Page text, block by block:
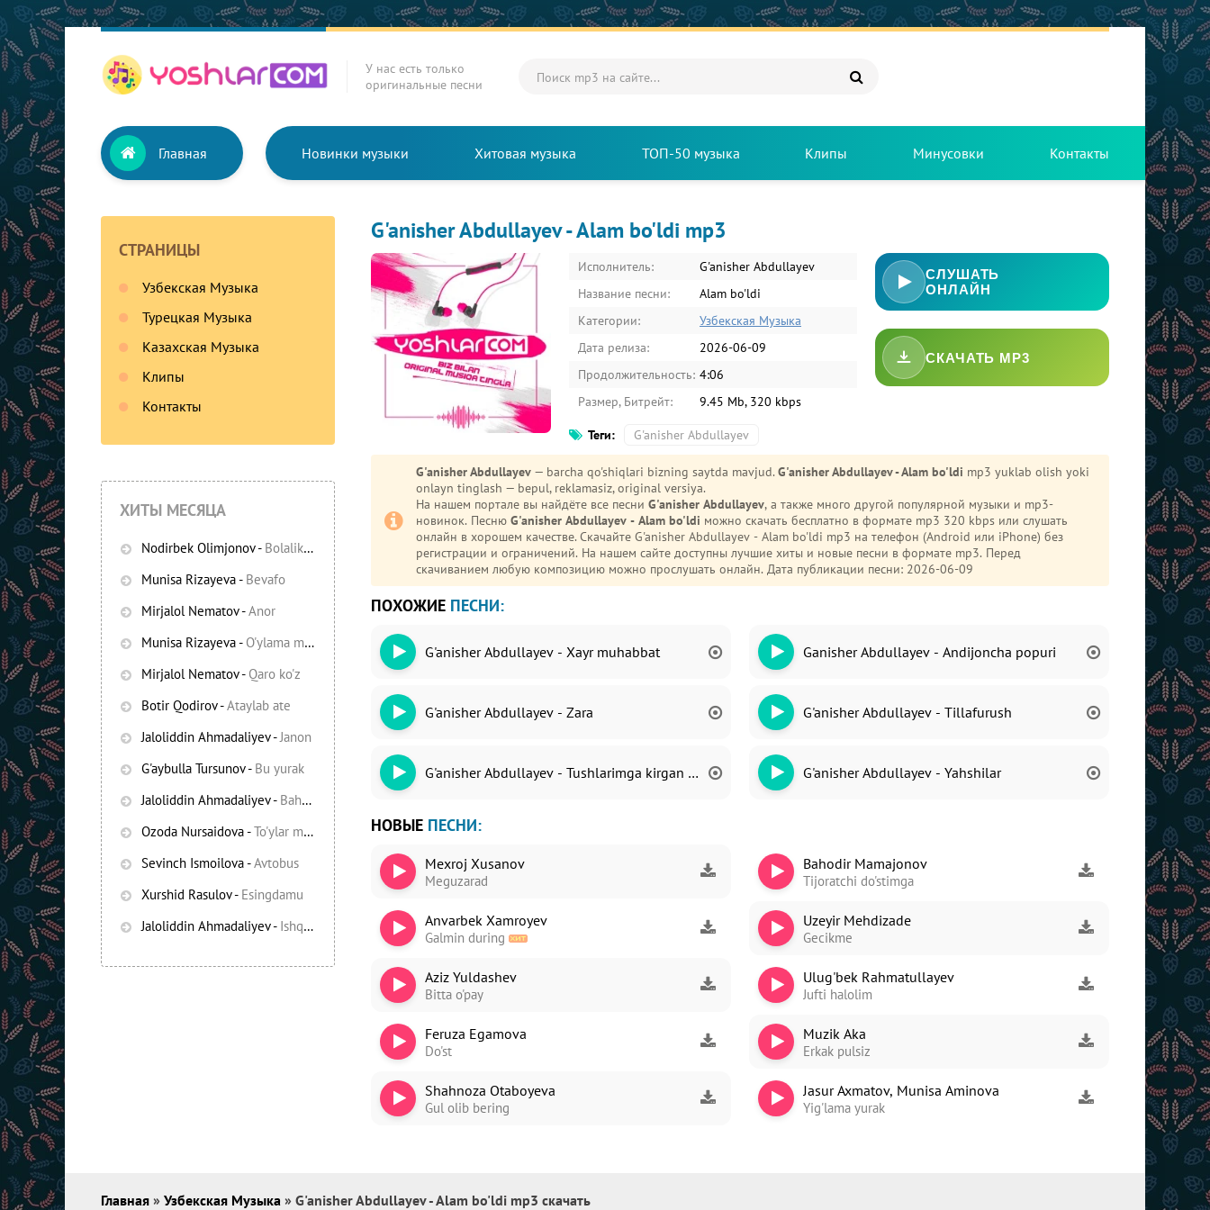
У нас есть только
оригинальные песни
Главная Новинки музыки Хитовая музыка ТОП-50 музыка Клипы Минусовки Контакты
СТРАНИЦЫ
Узбекская Музыка
Турецкая Музыка
Казахская Музыка
Клипы
Контакты
ХИТЫ МЕСЯЦА
Nodirbek Olimjonov- Bolalikning ko'chalari
Munisa Rizayeva- Bevafo
Mirjalol Nematov-Anor
Munisa Rizayeva- O'ylama mani
Mirjalol Nematov- Qaro ko'z
Botir Qodirov-Ataylab ate
Jaloliddin Ahmadaliyev-Janon
G'aybulla Tursunov- Bu yurak
Jaloliddin Ahmadaliyev- Bahor yomg'irlari
Ozoda Nursaidova-To'ylar muborak
Sevinch Ismoilova-Avtobus
Xurshid Rasulov- Esingdamu
Jaloliddin Ahmadaliyev- Ishqning chayqov bozorida
G'anisher Abdullayev - Alam bo'ldi mp3
Исполнитель:
G'anisher Abdullayev
Название песни:
Alam bo'ldi
Категории:
Узбекская Музыка
Дата релиза:
2026-06-09
Продолжительность: 4:06
Размер, Битрейт:
9.45 Mb, 320 kbps
Теги: G'anisher Abdullayev
СЛУШАТЬ
ОНЛАЙН
СКАЧАТЬ MP3
G'anisher Abdullayev — barcha qo'shiqlari bizning saytda mavjud. G'anisher Abdullayev - Alam bo'ldi mp3 yuklab olish yoki
onlayn tinglash — bepul, reklamasiz, original versiya.
На нашем портале вы найдёте все песни G'anisher Abdullayev, а также много другой популярной музыки и mp3-
новинок. Песню G'anisher Abdullayev - Alam bo'ldi можно скачать бесплатно в формате mp3 320 kbps или слушать
онлайн в хорошем качестве. Скачайте G'anisher Abdullayev - Alam bo'ldi mp3 на телефон (Android или iPhone) без
регистрации и ограничений. На нашем сайте доступны лучшие хиты и новые песни в формате mp3. Перед
скачиванием любую композицию можно прослушать онлайн. Дата публикации песни: 2026-06-09
ПОХОЖИЕ ПЕСНИ:
G'anisher Abdullayev - Xayr muhabbat
G'anisher Abdullayev - Zara
G'anisher Abdullayev - Tushlarimga kirgan qiz
Ganisher Abdullayev - Andijoncha popuri
G'anisher Abdullayev - Tillafurush
G'anisher Abdullayev - Yahshilar
НОВЫЕ ПЕСНИ:
Mexroj Xusanov
Meguzarad
Anvarbek Xamroyev
Galmin during
Aziz Yuldashev
Bitta o'pay
Feruza Egamova
Do'st
Shahnoza Otaboyeva
Gul olib bering
Bahodir Mamajonov
Tijoratchi do'stimga
Uzeyir Mehdizade
Gecikme
Ulug'bek Rahmatullayev
Jufti halolim
Muzik Aka
Erkak pulsiz
Jasur Axmatov, Munisa Aminova
Yig'lama yurak
Главная » Узбекская Музыка » G'anisher Abdullayev - Alam bo'ldi mp3 скачать